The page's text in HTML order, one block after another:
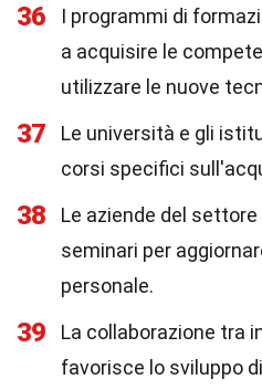
36
I programmi di
a acquisire le
utilizzare le nuove
37
Le università e gli
corsi specifici
38
Le aziende del
seminari per
personale.
39
La collaborazione tra
favorisce lo sviluppo